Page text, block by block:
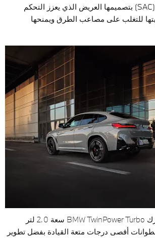
للأنشطة الرياضية (SAC) بتصميمها العريض الذي يعزز التحكم
للتغلب على مصاعب الطرق ويمنحها
يمنحك المحرك BMW TwinPower Turbo سعة 2.0 لتر
أقصى درجات متعة القيادة بفضل تطوير